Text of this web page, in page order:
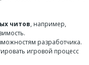
читов, например,
разработчика.
игровой процесс